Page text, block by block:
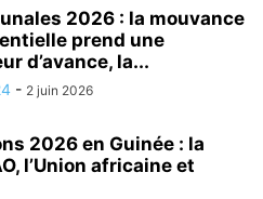
2026 : la mouvance
prend une
d’avance, la...
- 2 juin 2026
2026 en Guinée : la
l’Union africaine et